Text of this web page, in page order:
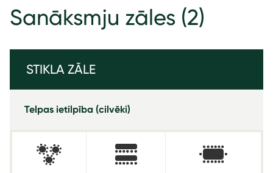
Sanāksmju zāles (2)
STIKLA ZĀLE
Telpas ietilpība (cilvēki)